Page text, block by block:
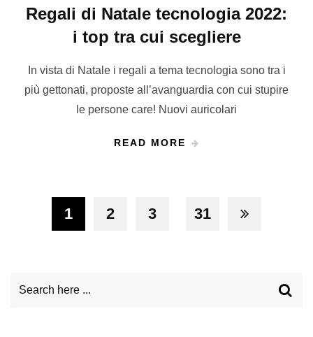
Regali di Natale tecnologia 2022:
i top tra cui scegliere
In vista di Natale i regali a tema tecnologia sono tra i
più gettonati, proposte all’avanguardia con cui stupire
le persone care! Nuovi auricolari
READ MORE
1 2 3 31